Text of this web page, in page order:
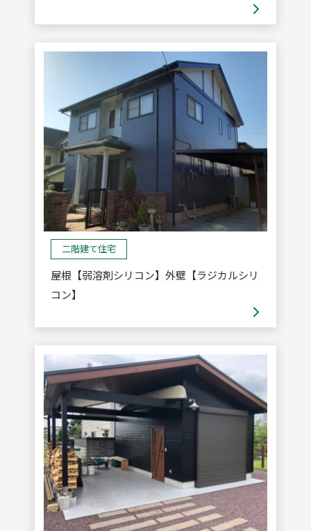
二階建て住宅
屋根【弱溶剤シリコン】外壁【ラジカルシリ
コン】